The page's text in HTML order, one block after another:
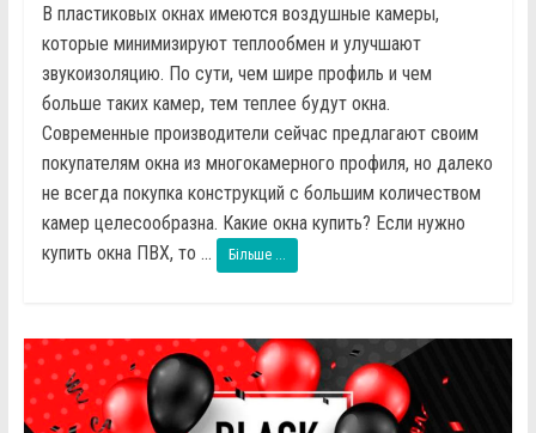
В пластиковых окнах имеются воздушные камеры,
которые минимизируют теплообмен и улучшают
звукоизоляцию. По сути, чем шире профиль и чем
больше таких камер, тем теплее будут окна.
Современные производители сейчас предлагают своим
покупателям окна из многокамерного профиля, но далеко
не всегда покупка конструкций с большим количеством
камер целесообразна. Какие окна купить? Если нужно
купить окна ПВХ, то ...
Більше ...